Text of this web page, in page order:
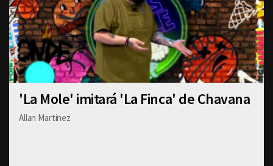
'La Mole' imitará 'La Finca' de Chavana
Allan Martinez